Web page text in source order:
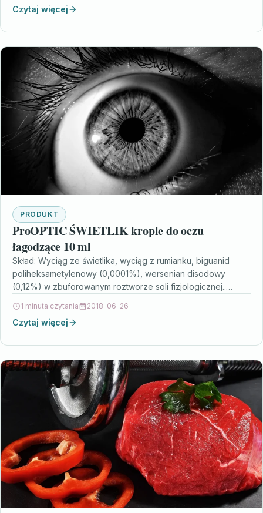
Czytaj więcej
PRODUKT
ProOPTIC ŚWIETLIK krople do oczu
łagodzące 10 ml
Skład: Wyciąg ze świetlika, wyciąg z rumianku, biguanid
poliheksametylenowy (0,0001%), wersenian disodowy
(0,12%) w zbuforowanym roztworze soli fizjologicznej..
1 minuta czytania 2018-06-26
Czytaj więcej